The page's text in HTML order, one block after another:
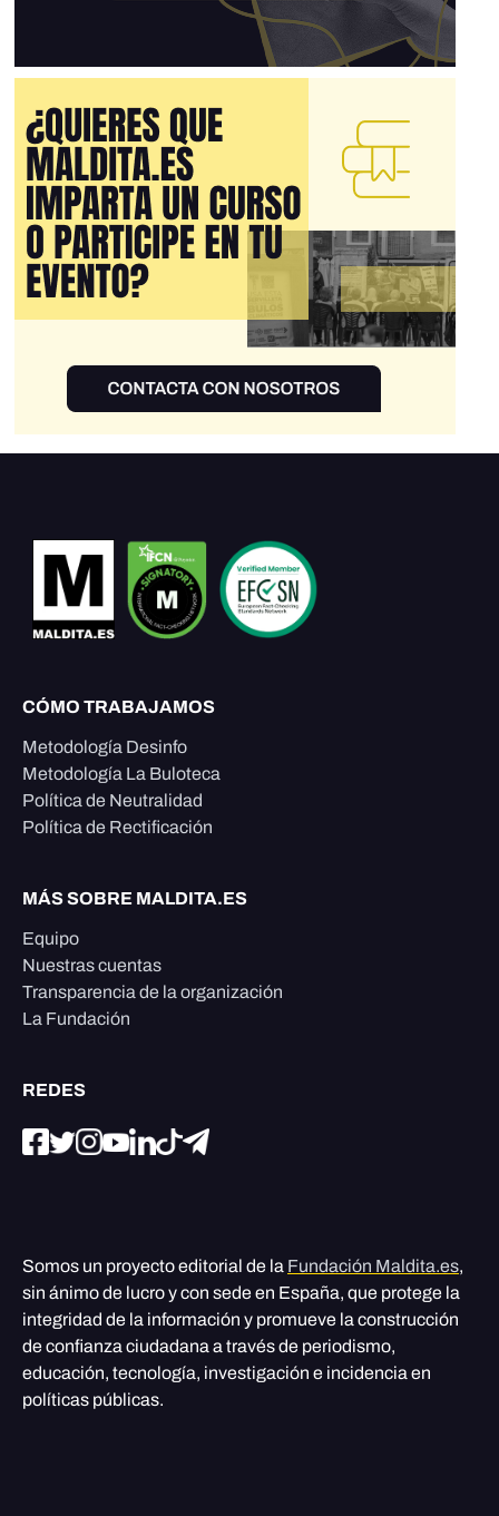
CÓMO TRABAJAMOS
Metodología Desinfo
Metodología La Buloteca
Política de Neutralidad
Política de Rectificación
MÁS SOBRE MALDITA.ES
Equipo
Nuestras cuentas
Transparencia de la organización
La Fundación
REDES
Somos un proyecto editorial de la Fundación Maldita.es,
sin ánimo de lucro y con sede en España, que protege la
integridad de la información y promueve la construcción
de confianza ciudadana a través de periodismo,
educación, tecnología, investigación e incidencia en
políticas públicas.